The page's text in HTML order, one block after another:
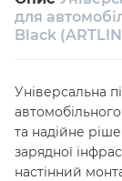
Власний
для
Black
Універсальна
та надійне
зарядної
настінний